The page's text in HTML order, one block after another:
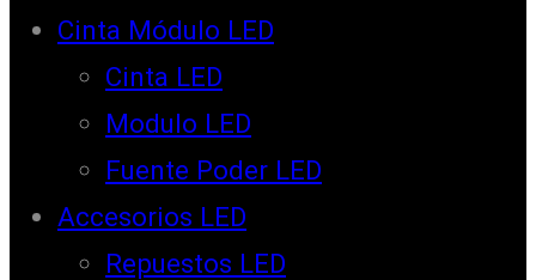
Cinta Módulo LED
Cinta LED
Modulo LED
Fuente Poder LED
Accesorios LED
Repuestos LED